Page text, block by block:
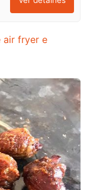
air fryer e